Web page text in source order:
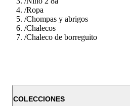
/Ropa
/Chompas y abrigos
/Chalecos
/Chaleco de borreguito
COLECCIONES